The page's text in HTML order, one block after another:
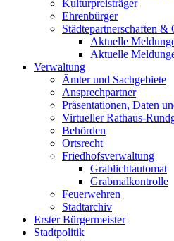
Kulturpreisträger
Ehrenbürger
Städtepartnerschaften &
Aktuelle
Aktuelle
Verwaltung
Ämter und Sachgebiete
Ansprechpartner
Präsentationen, Daten
Virtueller Rathaus-
Behörden
Ortsrecht
Friedhofsverwaltung
Grablichtautomat
Grabmalkontrolle
Feuerwehren
Stadtarchiv
Erster Bürgermeister
Stadtpolitik